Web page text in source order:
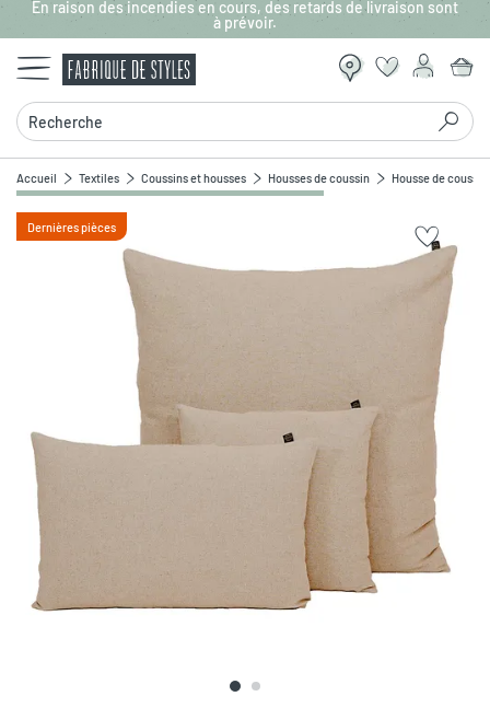
Aller au contenu principal
En raison des incendies en cours, des retards de livraison sont
à prévoir.
Recherche
Accueil Textiles Coussins et housses Housses de coussin Housse de
Dernières pièces
Zoomer sur l'image